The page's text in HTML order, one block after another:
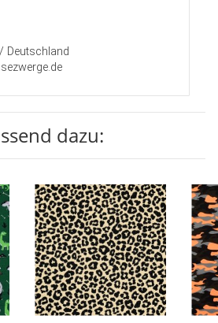
Deutschland
dazu: